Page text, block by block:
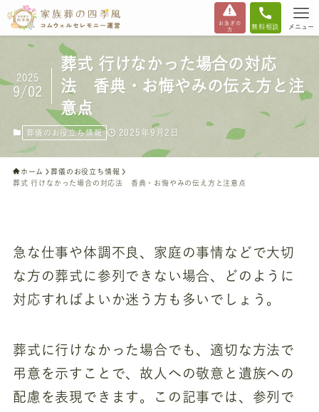
お急ぎの
方
無料相談 メニュー
葬式 行けなかった場合の対応
法 香典・お悔やみの伝え方と注
意点
2025
9/02
葬儀のお役立ち情報 2025年9月2日
ホーム
葬儀のお役立ち情報
葬式 行けなかった場合の対応法 香典・お悔やみの伝え方と注意点
急な仕事や体調不良、家庭の事情などで大切
な方の葬式に参列できない場合、どのように
対応すればよいか迷う方も多いでしょう。
葬式に行けなかった場合でも、適切な方法で
弔意を示すことで、故人への敬意と遺族への
配慮を表現できます。この記事では、参列で